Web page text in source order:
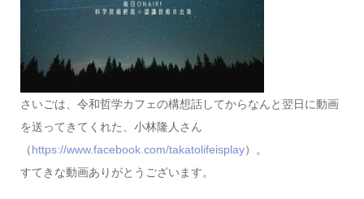
さいごは、令和哲学カフェの構想話してからなんと翌日に動画
を送ってきてくれた、小林隆人さん
（https://www.facebook.com/takatolifeisplay）。
すてきな動画ありがとうございます。